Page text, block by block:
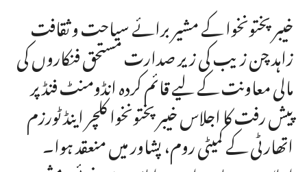
خیبر پختونخوا کے مشیر برائے سیاحت و ثقافت
زاہد چن زیب کی زیر صدارت مستحق فنکاروں کی
مالی معاونت کے لیے قائم کردہ انڈومنٹ فنڈ پر
پیش رفت کا اجلاس خیبر پختونخوا کلچر اینڈ ٹورزم
اتھارٹی کے کمیٹی روم، پشاور میں منعقد ہوا۔